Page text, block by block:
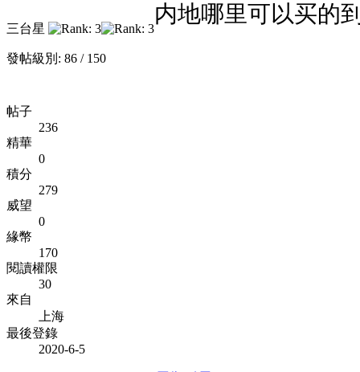
三台星
發帖級別: 86 / 150
帖子
236
精華
0
積分
279
威望
0
緣幣
170
閱讀權限
30
來自
上海
最後登錄
2020-6-5
内地哪里可以买的